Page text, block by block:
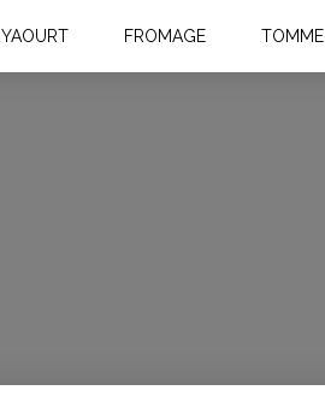
YAOURT FROMAGE TOMME